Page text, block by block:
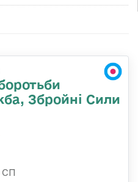
Збройні Сили
СП